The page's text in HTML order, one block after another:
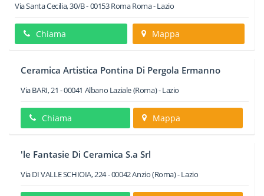
Via Santa Cecilia, 30/B-00153RomaRoma -Lazio
Chiama Mappa
Ceramica Artistica Pontina Di Pergola Ermanno
Via BARI, 21 -00041 Albano Laziale(Roma) -Lazio
Chiama Mappa
'le Fantasie Di Ceramica S.a Srl
Via DI VALLE SCHIOIA, 224-00042Anzio(Roma) -Lazio